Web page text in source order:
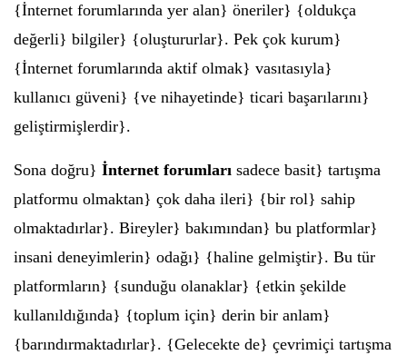
{İnternet forumlarında yer alan} öneriler} {oldukça
değerli} bilgiler} {oluştururlar}. Pek çok kurum}
{İnternet forumlarında aktif olmak} vasıtasıyla}
kullanıcı güveni} {ve nihayetinde} ticari başarılarını}
geliştirmişlerdir}.
Sona doğru} İnternet forumları sadece basit} tartışma
platformu olmaktan} çok daha ileri} {bir rol} sahip
olmaktadırlar}. Bireyler} bakımından} bu platformlar}
insani deneyimlerin} odağı} {haline gelmiştir}. Bu tür
platformların} {sunduğu olanaklar} {etkin şekilde
kullanıldığında} {toplum için} derin bir anlam}
{barındırmaktadırlar}. {Gelecekte de} çevrimiçi tartışma